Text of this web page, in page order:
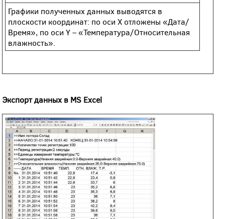
Графики полученных данных выводятся в
плоскости координат: по оси Х отложены «Дата/
Время», по оси Y – «Температура/Относительная
влажность».
Экспорт данных в MS Excel